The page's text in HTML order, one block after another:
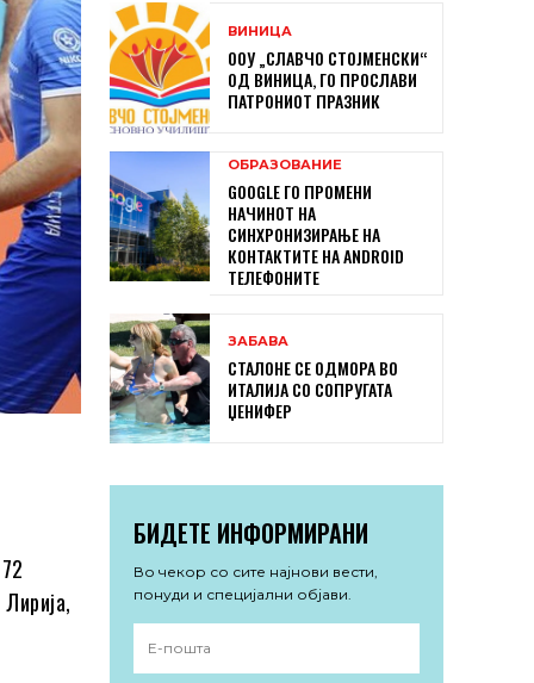
ВИНИЦА
ООУ „СЛАВЧО СТОЈМЕНСКИ“
ОД ВИНИЦА, ГО ПРОСЛАВИ
ПАТРОНИОТ ПРАЗНИК
ОБРАЗОВАНИЕ
GOOGLE ГО ПРОМЕНИ
НАЧИНОТ НА
СИНХРОНИЗИРАЊЕ НА
КОНТАКТИТЕ НА ANDROID
ТЕЛЕФОНИТЕ
ЗАБАВА
СТАЛОНЕ СЕ ОДМОРА ВО
ИТАЛИЈА СО СОПРУГАТА
ЏЕНИФЕР
БИДЕТЕ ИНФОРМИРАНИ
Во чекор со сите најнови вести,
понуди и специјални објави.